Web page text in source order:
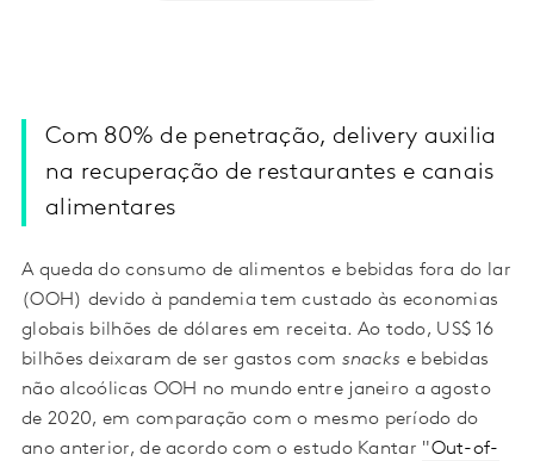
Com 80% de penetração, delivery auxilia
na recuperação de restaurantes e canais
alimentares
A queda do consumo de alimentos e bebidas fora do lar
(OOH) devido à pandemia tem custado às economias
globais bilhões de dólares em receita. Ao todo, US$ 16
bilhões deixaram de ser gastos com snacks e bebidas
não alcoólicas OOH no mundo entre janeiro a agosto
de 2020, em comparação com o mesmo período do
ano anterior, de acordo com o estudo Kantar "Out-of-